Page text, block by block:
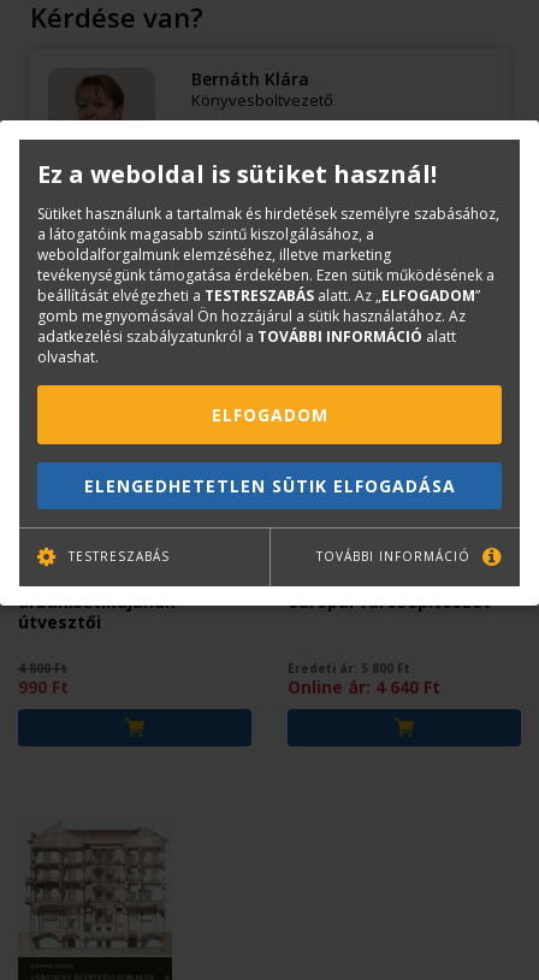
Kérdése van?
Bernáth Klára
Könyvesboltvezető
Mások ezt is megvásárolták...
-3 810 Ft
urbanisztikájának
útvesztői
4 800 Ft
990 Ft
MARIANN
európai városépítészet
Eredeti ár: 5 800 Ft
Online ár: 4 640 Ft
Ez a weboldal is sütiket használ!
Sütiket használunk a tartalmak és hirdetések személyre szabásához,
a látogatóink magasabb szintű kiszolgálásához, a
weboldalforgalmunk elemzéséhez, illetve marketing
tevékenységünk támogatása érdekében. Ezen sütik működésének a
beállítását elvégezheti a TESTRESZABÁS alatt. Az „ELFOGADOM”
gomb megnyomásával Ön hozzájárul a sütik használatához. Az
adatkezelési szabályzatunkról a TOVÁBBI INFORMÁCIÓ alatt
olvashat.
ELFOGADOM
ELENGEDHETETLEN SÜTIK ELFOGADÁSA
TESTRESZABÁS TOVÁBBI INFORMÁCIÓ